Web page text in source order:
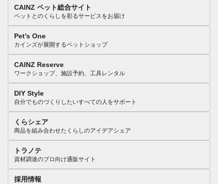
CAINZ ペット総合サイト
ペットとのくらしを彩るサービスをお届け
Pet’s One
カインズが展開するペットショップ
CAINZ Reserve
ワークショップ、施設予約、工具レンタル
DIY Style
自分でものづくりしたいすべての人をサポート
くらシェア
商品を組み合わせたくらしのアイデアシェア
トラノテ
資材調達のプロ向け通販サイト
採用情報